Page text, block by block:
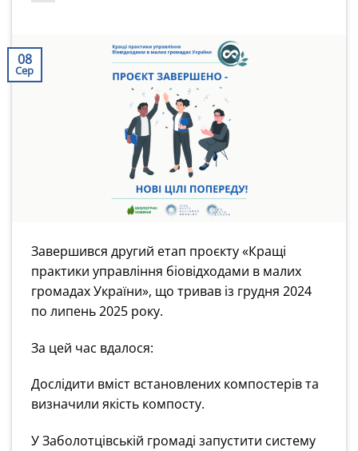
08
Сер
Завершився другий етап проєкту «Кращі
практики управління біовідходами в малих
громадах України», що тривав із грудня 2024
по липень 2025 року.
За цей час вдалося:
Дослідити вміст встановлених компостерів та
визначили якість компосту.
У Заболотцівській громаді запустити систему